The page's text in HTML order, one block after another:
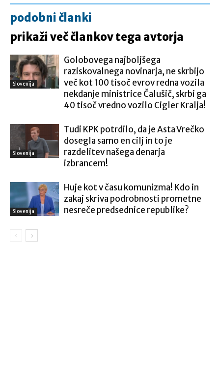
podobni članki
prikaži več člankov tega avtorja
Slovenija
Golobovega najboljšega
raziskovalnega novinarja, ne skrbijo
več kot 100 tisoč evrov redna vozila
nekdanje ministrice Čalušič, skrbi ga
40 tisoč vredno vozilo Cigler Kralja!
Slovenija
Tudi KPK potrdilo, da je Asta Vrečko
dosegla samo en cilj in to je
razdelitev našega denarja
izbrancem!
Slovenija
Huje kot v času komunizma! Kdo in
zakaj skriva podrobnosti prometne
nesreče predsednice republike?